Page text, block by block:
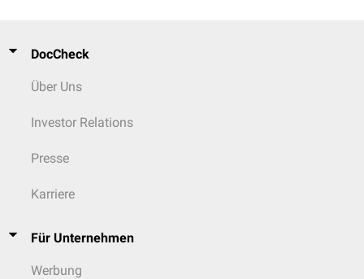
DocCheck
Über Uns
Investor Relations
Presse
Karriere
Für Unternehmen
Werbung